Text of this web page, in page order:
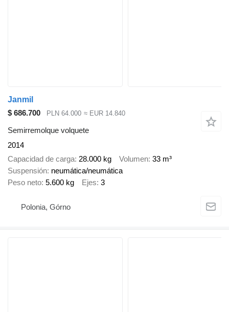
Janmil
$ 686.700
PLN 64.000 ≈ EUR 14.840
Semirremolque volquete
2014
Capacidad de carga 28.000 kg Volumen 33 m³
Suspensión neumática/neumática
Peso neto 5.600 kg Ejes 3
Polonia, Górno